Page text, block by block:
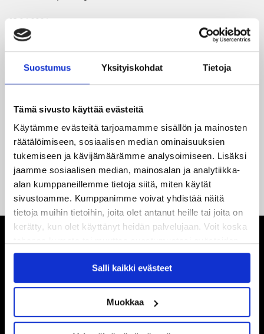
Suostumus Yksityiskohdat Tietoja
Tämä sivusto käyttää evästeitä
Käytämme evästeitä tarjoamamme sisällön ja mainosten
räätälöimiseen, sosiaalisen median ominaisuuksien
tukemiseen ja kävijämäärämme analysoimiseen. Lisäksi
jaamme sosiaalisen median, mainosalan ja analytiikka-
alan kumppaneillemme tietoja siitä, miten käytät
sivustoamme. Kumppanimme voivat yhdistää näitä
tietoja muihin tietoihin, joita olet antanut heille tai joita on
kerätty, kun olet käyttänyt heidän palvelujaan. Voit koska
käytöstäEvästeet-sivultamme.
Salli kaikki evästeet
Muokkaa
25.06.2026
JYP ja Secto Rally Finland yhteistyöhön
02.06.2026
27.05.2026
Reece Newkirk vahvistamaan JYP-hyökkäystä!
18.05.2026
Jaatinen ja Liljamo jatkosopimuksiin – JYPin ja KeuPa HT:n
yhteistyö jatkuu